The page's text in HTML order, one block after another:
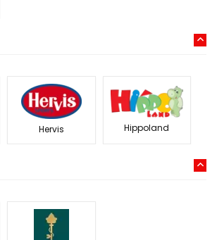
Hervis Hippoland